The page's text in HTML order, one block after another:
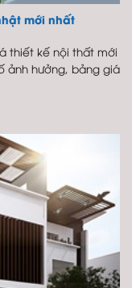
mới nhất
thiết kế nội thất mới
ảnh hưởng, bảng giá